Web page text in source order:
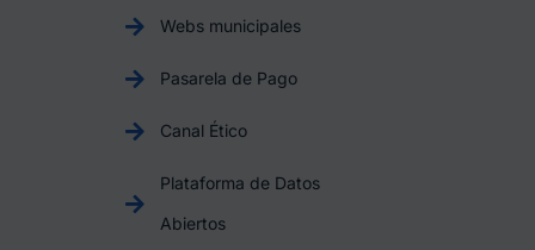
Webs municipales
Pasarela de Pago
Canal Ético
Plataforma de Datos
Abiertos